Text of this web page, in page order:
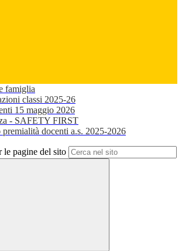
famiglia
classi 2025-26
15 maggio 2026
- SAFETY FIRST
docenti a.s. 2025-2026
le pagine del sito